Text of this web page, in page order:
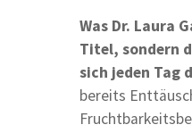
Was Dr. Laura
Titel, sondern
sich jeden Tag
bereits